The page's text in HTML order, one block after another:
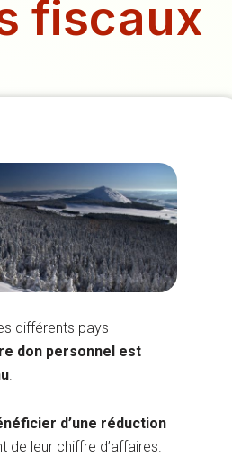
fiscaux
différents pays
don personnel est
d’une réduction
de leur chiffre d’affaires.